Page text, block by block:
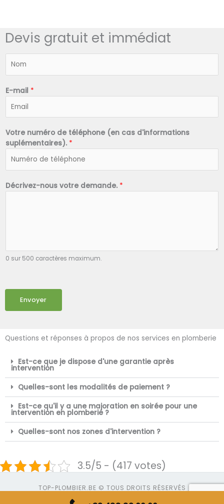
Devis gratuit et immédiat
*
E-mail *
Votre numéro de téléphone (en cas d'informations
suplémentaires). *
Décrivez-nous votre demande. *
0 sur 500 caractères maximum.
Envoyer
Questions et réponses à propos de nos services en plomberie
Est-ce que je dispose d'une garantie après
intervention
Quelles-sont les modalités de paiement ?
Est-ce qu'il y a une majoration en soirée pour une
intervention en plomberie ?
Quelles-sont nos zones d'intervention ?
3.5/5 - (417 votes)
TOP-PLOMBIER.BE © TOUS DROITS RÉSERVÉS